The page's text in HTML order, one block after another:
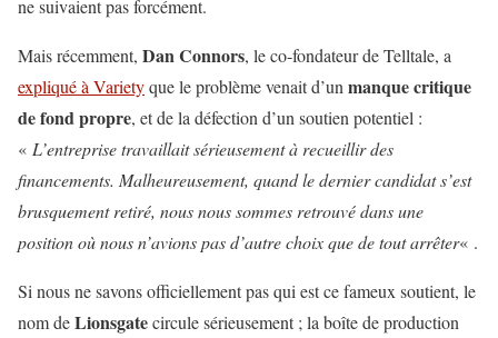
ne suivaient pas forcément.
Mais récemment, Dan Connors, le co-fondateur de Telltale, a
expliqué à Varietyque le problème venait d’un manque critique
de fond propre, et de la défection d’un soutien potentiel :
« L’entreprise travaillait sérieusement à recueillir des
financements. Malheureusement, quand le dernier candidat s’est
brusquement retiré, nous nous sommes retrouvé dans une
position où nous n’avions pas d’autre choix que de tout arrêter« .
Si nous ne savons officiellement pas qui est ce fameux soutient, le
nom deLionsgatecircule sérieusement ; la boîte de production